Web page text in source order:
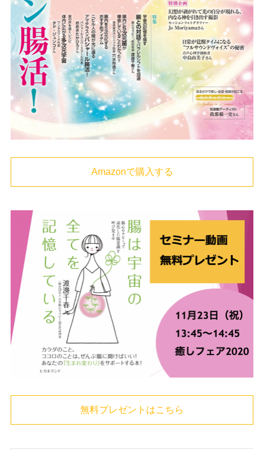
Amazonで購入する
無料プレゼントはこちら